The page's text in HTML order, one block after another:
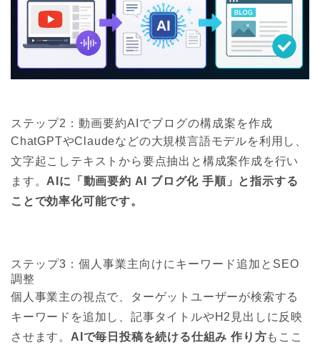
ステップ2：動画要約AIでブログの構成案を作成
ChatGPTやClaudeなどの大規模言語モデルを利用し、
文字起こしテキストから要点抽出と構成案作成を行い
ます。 AIに「動画要約 AI ブログ化 手順」と指示する
ことで効率化可能です。
ステップ3：個人事業主向けにキーワード追加とSEO
調整
個人事業主の視点で、ターゲットユーザーが検索する
キーワードを追加し、記事タイトルやH2見出しに反映
させます。 AIで毎日投稿を続ける仕組み 作り方もここ